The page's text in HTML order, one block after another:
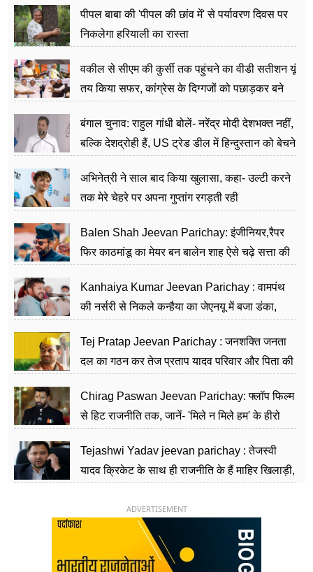
पीपल बाबा की 'पीपल की छांव में' से पर्यावरण दिवस पर
निकलेगा हरियाली का रास्ता
वकील से सीएम की कुर्सी तक पहुंचने का वीडी सतीशन यूं
तय किया सफर, कांग्रेस के दिग्गजों को पछाड़कर बने
बंगाल चुनाव: राहुल गांधी बोलें- नरेंद्र मोदी देशभक्त नहीं,
बल्कि देशद्रोही हैं, US ट्रेड डील में हिन्दुस्तान को बेचने
अभिनेत्री ने साल बाद किया खुलासा, कहा- उल्टी करने
तक मेरे चेहरे पर अपना गुप्तांग रगड़ती रही
Balen Shah Jeevan Parichay: इंजीनियर,रैपर
फिर काठमांडू का मेयर बन बालेन शाह ऐसे चढ़े सत्ता की
Kanhaiya Kumar Jeevan Parichay : वामपंथ
की नर्सरी से निकले कन्हैया का जेएनयू में बजा डंका,
Tej Pratap Jeevan Parichay : जनशक्ति जनता
दल का गठन कर तेज प्रताप यादव परिवार और पिता की
Chirag Paswan Jeevan Parichay: फ्लॉप फिल्म
से हिट राजनीति तक, जानें- 'मिले न मिले हम' के हीरो
Tejashwi Yadav jeevan parichay : तेजस्वी
यादव क्रिकेट के साथ ही राजनीति के हैं माहिर खिलाड़ी,
ADVERTISEMENT